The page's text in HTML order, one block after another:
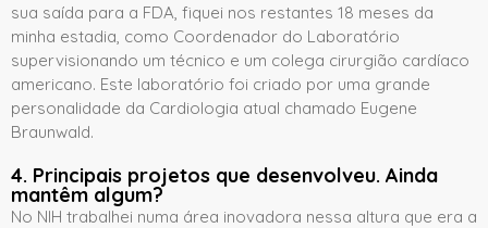
sua saída para a FDA, fiquei nos restantes 18 meses da
minha estadia, como Coordenador do Laboratório
supervisionando um técnico e um colega cirurgião cardíaco
americano. Este laboratório foi criado por uma grande
personalidade da Cardiologia atual chamado Eugene
Braunwald.
4. Principais projetos que desenvolveu. Ainda
mantêm algum?
No NIH trabalhei numa área inovadora nessa altura que era a